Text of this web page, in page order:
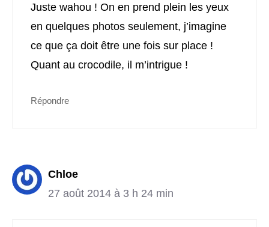
Juste wahou ! On en prend plein les yeux
en quelques photos seulement, j’imagine
ce que ça doit être une fois sur place !
Quant au crocodile, il m’intrigue !
Répondre
Chloe
27 août 2014 à 3 h 24 min